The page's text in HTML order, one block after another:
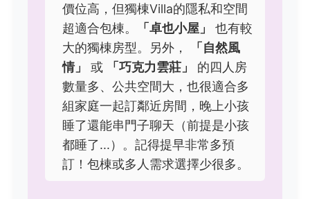
價位高，但獨棟Villa的隱私和空間
超適合包棟。
「卓也小屋」
也有較
大的獨棟房型。另外，
「自然風
情」
或 「巧克力雲莊」
的四人房
數量多、公共空間大，也很適合多
組家庭一起訂鄰近房間，晚上小孩
睡了還能串門子聊天（前提是小孩
都睡了...）。記得提早非常多預
訂！包棟或多人需求選擇少很多。